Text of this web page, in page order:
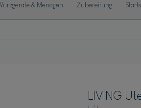
& Menagen Zubereitung
LIVING